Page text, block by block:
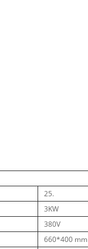
25.
3KW
380V
660*400 mm